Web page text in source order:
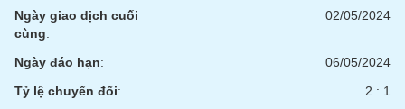
Ngày giao dịch cuối
cùng:
02/05/2024
Ngày đáo hạn:
06/05/2024
Tỷ lệ chuyển đổi:
2 : 1
cáo
phân
(-)